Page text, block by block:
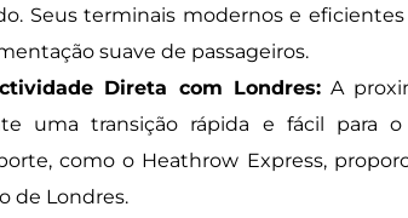
Seus terminais modernos e
suave de passageiros.
Direta com Londres:A
uma transição rápida e fácil para
como o Heathrow Express,
de Londres.